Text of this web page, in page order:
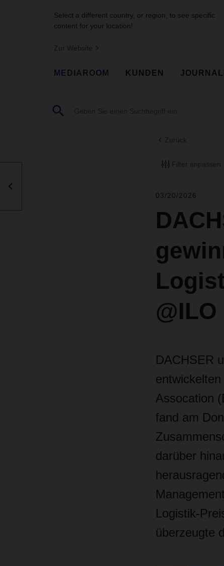
Select a different country, or region, to see specific
content for your location!
Zur Website
MEDIAROOM KUNDEN
Zurück
Filter anpassen
03/20/2026
@ILO
DACHSER
Assocation
fand am
darüber
Logistik-
überzeugte